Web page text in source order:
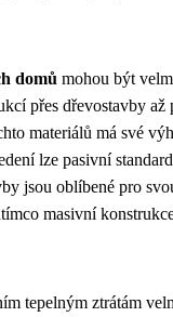
domů mohou být
přes dřevostavby až
materiálů má své
lze pasivní standard
jsou oblíbené pro
masivní
tepelným ztrátám